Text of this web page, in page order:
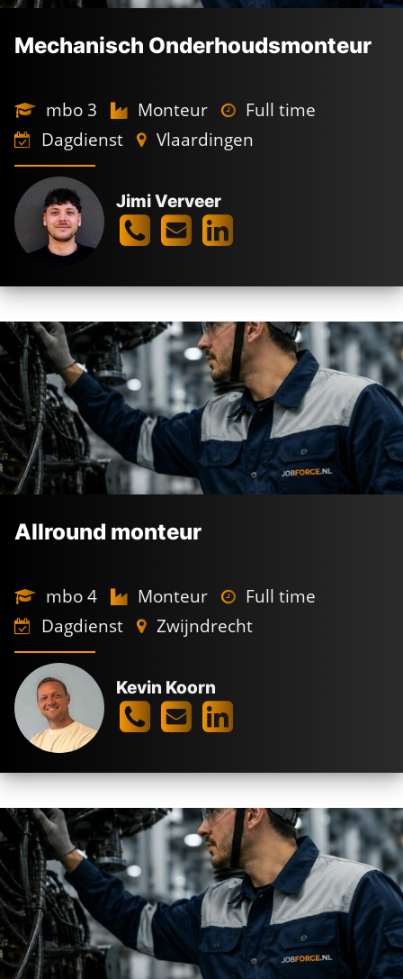
Mechanisch Onderhoudsmonteur
mbo 3 Monteur
Full time
Dagdienst
Vlaardingen
Jimi Verveer
Allround monteur
mbo 4 Monteur
Full time
Dagdienst
Zwijndrecht
Kevin Koorn